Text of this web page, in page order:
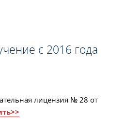
с 2016 года
лицензия № 28 от